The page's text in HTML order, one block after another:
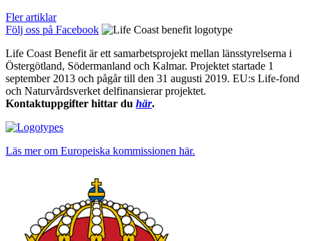
Fler artiklar
Följ oss på Facebook
Life Coast Benefit är ett samarbetsprojekt mellan länsstyrelserna i
Östergötland, Södermanland och Kalmar. Projektet startade 1
september 2013 och pågår till den 31 augusti 2019. EU:s Life-fond
och Naturvårdsverket delfinansierar projektet.
Kontaktuppgifter hittar du här.
Läs mer om Europeiska kommissionen här.